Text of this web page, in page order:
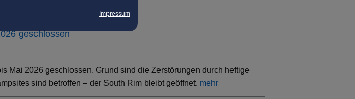
Impressum
geschlossen
Mai 2026 geschlossen. Grund sind die Zerstörungen durch heftige
sind betroffen – der South Rim bleibt geöffnet. mehr